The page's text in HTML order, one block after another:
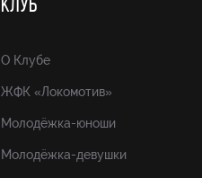
КЛУБ
О Клубе
ЖФК «Локомотив»
Молодёжка-юноши
Молодёжка-девушки